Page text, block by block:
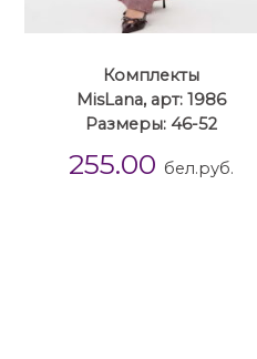
Комплекты
MisLana, арт: 1986
Размеры: 46-52
255.00 бел.руб.